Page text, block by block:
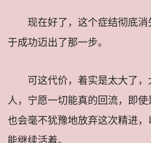
现在好了，这个症结彻底
于成功迈出了那一步。
可这代价，着实是太大了，
人，宁愿一切能真的回流，即使
也会毫不犹豫地放弃这次精进，
能继续活着。